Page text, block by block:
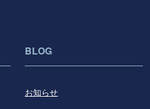
BLOG
お知らせ